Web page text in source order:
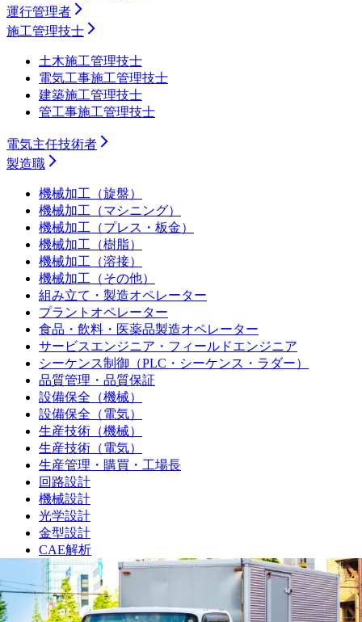
運行管理者
施工管理技士
土木施工管理技士
電気工事施工管理技士
建築施工管理技士
管工事施工管理技士
電気主任技術者
製造職
機械加工（旋盤）
機械加工（マシニング）
機械加工（プレス・板金）
機械加工（樹脂）
機械加工（溶接）
機械加工（その他）
組み立て・製造オペレーター
プラントオペレーター
食品・飲料・医薬品製造オペレーター
サービスエンジニア・フィールドエンジニア
シーケンス制御（PLC・シーケンス・ラダー）
品質管理・品質保証
設備保全（機械）
設備保全（電気）
生産技術（機械）
生産技術（電気）
生産管理・購買・工場長
回路設計
機械設計
光学設計
金型設計
CAE解析
ソフトウェア開発・組み込み
研究・開発・企画
テクニカルライター